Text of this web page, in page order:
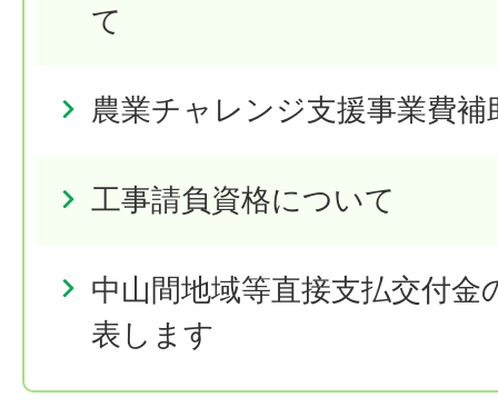
て
農業チャレンジ支援事業費補
工事請負資格について
中山間地域等直接支払交付
表します